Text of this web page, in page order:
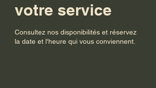
votre service
Consultez nos disponibilités et réservez
la date et l'heure qui vous conviennent.